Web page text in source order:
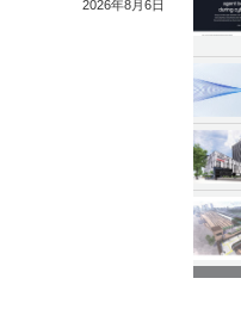
2026年8月6日